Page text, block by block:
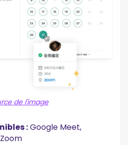
de l'image
:Google Meet,